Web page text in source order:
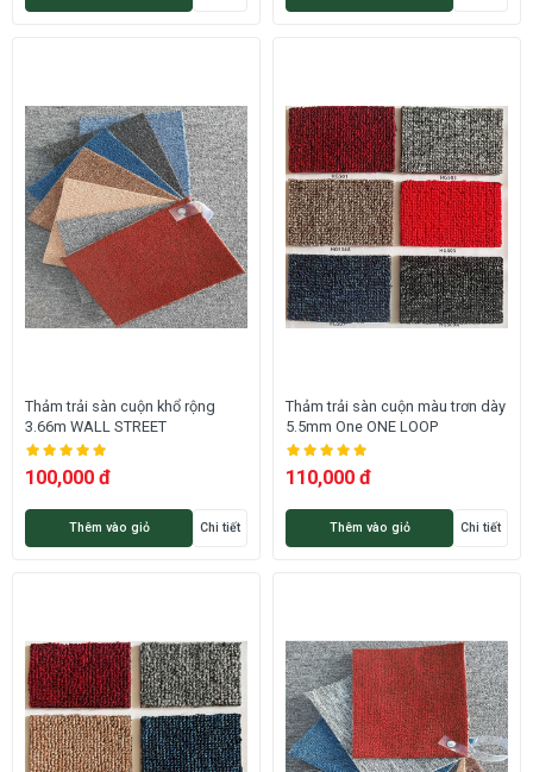
Thảm trải sàn cuộn khổ rộng
3.66m WALL STREET
100,000 đ
Thêm vào giỏ Chi tiết
Thảm trải sàn cuộn màu trơn dày
5.5mm One ONE LOOP
110,000 đ
Thêm vào giỏ Chi tiết